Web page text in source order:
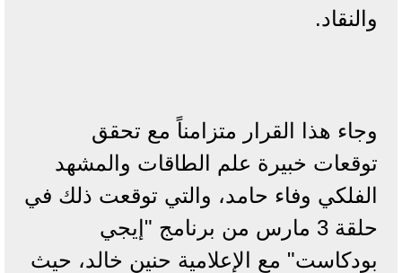
والنقاد.
وجاء هذا القرار متزامناً مع تحقق
توقعات خبيرة علم الطاقات والمشهد
الفلكي وفاء حامد، والتي توقعت ذلك في
حلقة 3 مارس من برنامج "إيجي
بودكاست" مع الإعلامية حنين خالد، حيث